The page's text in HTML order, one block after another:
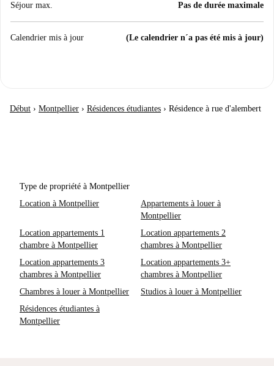
Séjour max. Pas de durée maximale
Calendrier mis à jour (Le calendrier n´a pas été mis à jour)
Début › Montpellier › Résidences étudiantes › Résidence à rue d'alembert
Type de propriété à Montpellier
Location à Montpellier
Appartements à louer à
Montpellier
Location appartements 1
chambre à Montpellier
Location appartements 2
chambres à Montpellier
Location appartements 3
chambres à Montpellier
Location appartements 3+
chambres à Montpellier
Chambres à louer à Montpellier
Studios à louer à Montpellier
Résidences étudiantes à
Montpellier